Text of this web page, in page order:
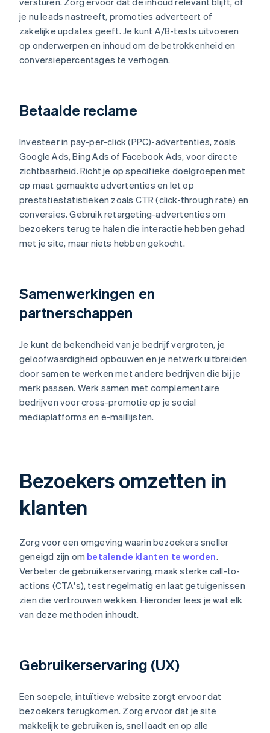
je nu leads nastreeft, promoties adverteert of
zakelijke updates geeft. Je kunt A/B-tests uitvoeren
op onderwerpen en inhoud om de betrokkenheid en
conversiepercentages te verhogen.
Betaalde reclame
Investeer in pay-per-click (PPC)-advertenties, zoals
Google Ads, Bing Ads of Facebook Ads, voor directe
zichtbaarheid. Richt je op specifieke doelgroepen met
op maat gemaakte advertenties en let op
prestatiestatistieken zoals CTR (click-through rate) en
conversies. Gebruik retargeting-advertenties om
bezoekers terug te halen die interactie hebben gehad
met je site, maar niets hebben gekocht.
Samenwerkingen en
partnerschappen
Je kunt de bekendheid van je bedrijf vergroten, je
geloofwaardigheid opbouwen en je netwerk uitbreiden
door samen te werken met andere bedrijven die bij je
merk passen. Werk samen met complementaire
bedrijven voor cross-promotie op je social
mediaplatforms en e-maillijsten.
Bezoekers omzetten in
klanten
Zorg voor een omgeving waarin bezoekers sneller
geneigd zijn om betalende klanten te worden.
Verbeter de gebruikerservaring, maak sterke call-to-
actions (CTA's), test regelmatig en laat getuigenissen
zien die vertrouwen wekken. Hieronder lees je wat elk
van deze methoden inhoudt.
Gebruikerservaring (UX)
Een soepele, intuïtieve website zorgt ervoor dat
bezoekers terugkomen. Zorg ervoor dat je site
makkelijk te gebruiken is, snel laadt en op alle